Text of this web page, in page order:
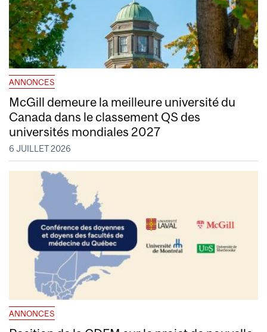
ANNONCES
McGill demeure la meilleure université du
Canada dans le classement QS des
universités mondiales 2027
6 JUILLET 2026
ANNONCES